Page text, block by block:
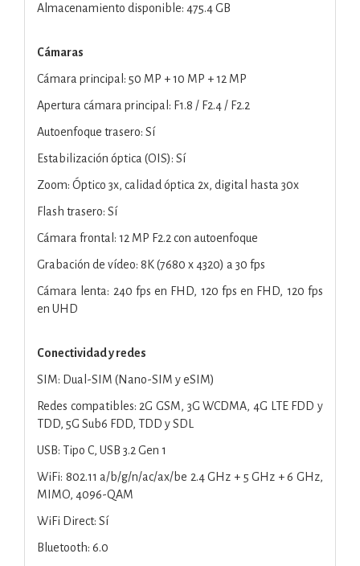
Almacenamiento disponible: 475.4 GB
Cámaras
Cámara principal: 50 MP + 10 MP + 12 MP
Apertura cámara principal: F1.8 / F2.4 / F2.2
Autoenfoque trasero: Sí
Estabilización óptica (OIS): Sí
Zoom: Óptico 3x, calidad óptica 2x, digital hasta 30x
Flash trasero: Sí
Cámara frontal: 12 MP F2.2 con autoenfoque
Grabación de vídeo: 8K (7680 x 4320) a 30 fps
Cámara lenta: 240 fps en FHD, 120 fps en FHD, 120 fps
en UHD
Conectividad y redes
SIM: Dual-SIM (Nano-SIM y eSIM)
Redes compatibles: 2G GSM, 3G WCDMA, 4G LTE FDD y
TDD, 5G Sub6 FDD, TDD y SDL
USB: Tipo C, USB 3.2 Gen 1
WiFi: 802.11 a/b/g/n/ac/ax/be 2.4 GHz + 5 GHz + 6 GHz,
MIMO, 4096-QAM
WiFi Direct: Sí
Bluetooth: 6.0